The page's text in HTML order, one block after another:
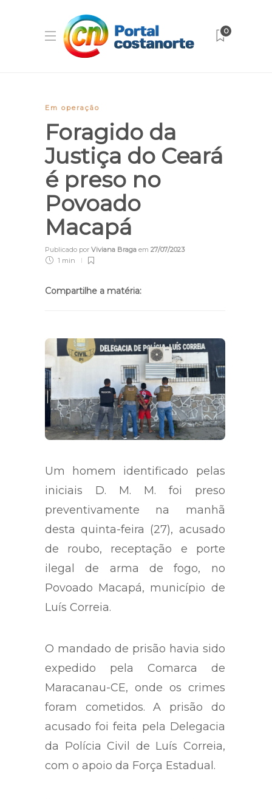
0
Em operação
Foragido da
Justiça do Ceará
é preso no
Povoado
Macapá
Publicado por Viviana Braga em 27/07/2023
1 min
Compartilhe a matéria:
Um homem identificado pelas
iniciais D. M. M. foi preso
preventivamente na manhã
desta quinta-feira (27), acusado
de roubo, receptação e porte
ilegal de arma de fogo, no
Povoado Macapá, município de
Luís Correia.
O mandado de prisão havia sido
expedido pela Comarca de
Maracanau-CE, onde os crimes
foram cometidos. A prisão do
acusado foi feita pela Delegacia
da Polícia Civil de Luís Correia,
com o apoio da Força Estadual.